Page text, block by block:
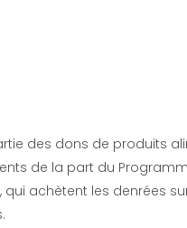
des dons de produits
de la part du
qui achètent les denrées